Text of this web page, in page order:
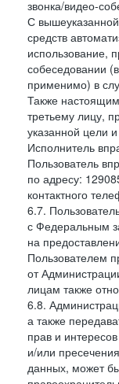
звонка/видео-
С
средств
использование,
собеседовании
применимо) в
Также
третьему лицу,
указанной цели
Исполнитель
Пользователь
по адресу:
контактного
6.7.
с Федеральным
на
Пользователем
от
лицам также
6.8.
а также
прав и
и/или
данных, может